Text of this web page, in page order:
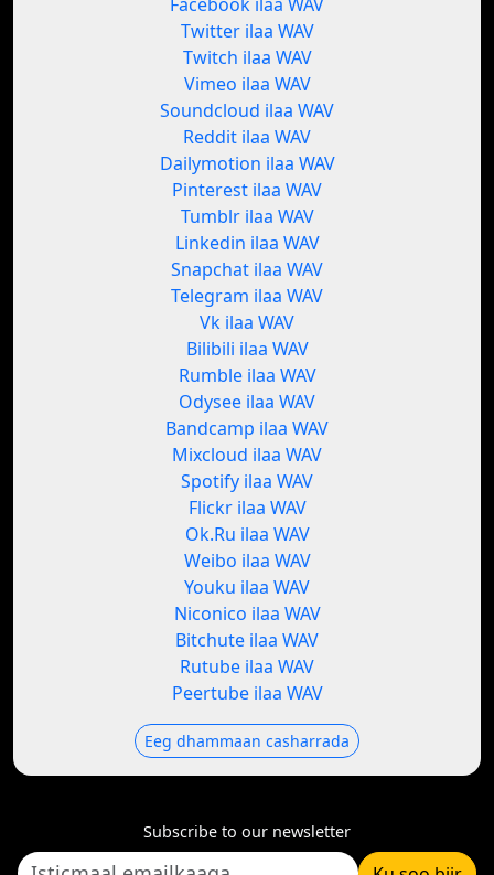
Twitter ilaa WAV
Twitch ilaa WAV
Vimeo ilaa WAV
Soundcloud ilaa WAV
Reddit ilaa WAV
Dailymotion ilaa WAV
Pinterest ilaa WAV
Tumblr ilaa WAV
Linkedin ilaa WAV
Snapchat ilaa WAV
Telegram ilaa WAV
Vk ilaa WAV
Bilibili ilaa WAV
Rumble ilaa WAV
Odysee ilaa WAV
Bandcamp ilaa WAV
Mixcloud ilaa WAV
Spotify ilaa WAV
Flickr ilaa WAV
Ok.Ru ilaa WAV
Weibo ilaa WAV
Youku ilaa WAV
Niconico ilaa WAV
Bitchute ilaa WAV
Rutube ilaa WAV
Peertube ilaa WAV
Eeg dhammaan casharrada
Subscribe to our newsletter